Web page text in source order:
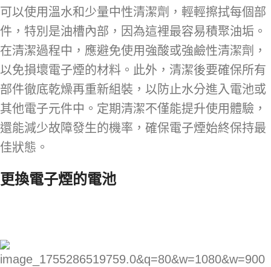
可以使用溫水和少量中性清潔劑，輕輕擦拭每個部
件，特別是油槽內部，因為這裡最容易積聚油垢。
在清潔過程中，應避免使用強酸或強鹼性清潔劑，
以免損壞電子煙的材料。此外，清潔後要確保所有
部件徹底乾燥再重新組裝，以防止水分進入電池或
其他電子元件中。定期清潔不僅能提升使用體驗，
還能減少故障發生的機率，確保電子煙始終保持最
佳狀態。
更換電子煙的電池